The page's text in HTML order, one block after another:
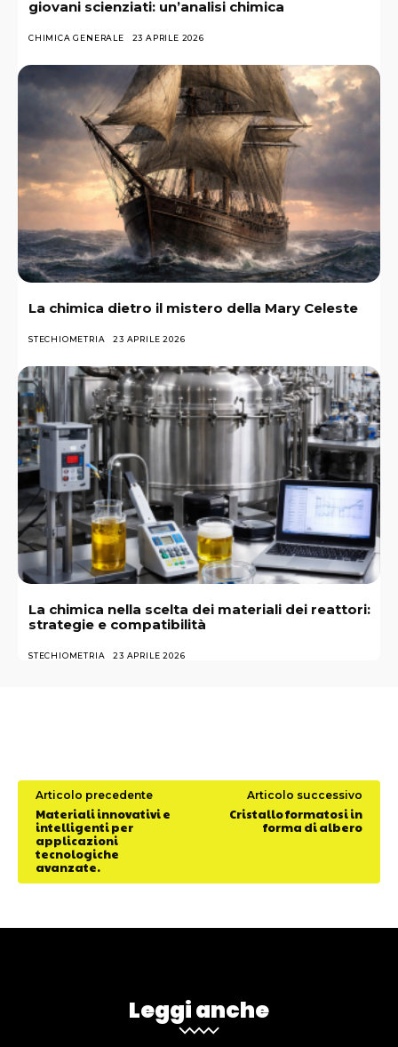
giovani scienziati: un’analisi chimica
CHIMICA GENERALE 23 APRILE 2026
La chimica dietro il mistero della Mary Celeste
STECHIOMETRIA 23 APRILE 2026
La chimica nella scelta dei materiali dei reattori:
strategie e compatibilità
STECHIOMETRIA 23 APRILE 2026
Articolo precedente
Materiali innovativi e
intelligenti per
applicazioni
tecnologiche
avanzate.
Articolo successivo
Cristallo formatosi in
forma di albero
Leggi anche